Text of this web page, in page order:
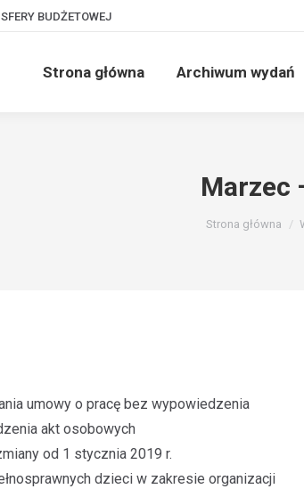
BUDŻETOWEJ
Strona główna Archiwum wydań
Marzec
Jesteś tutaj:
Strona główna
umowy o pracę bez wypowiedzenia
akt osobowych
od 1 stycznia 2019 r.
dzieci w zakresie organizacji